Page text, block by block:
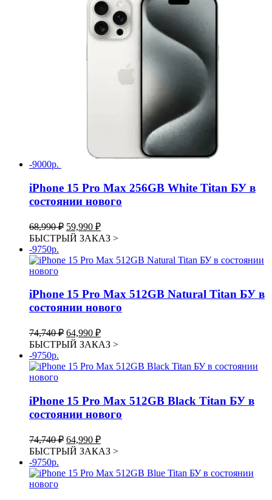
-9000р.
iPhone 15 Pro Max 256GB White Titan БУ в
состоянии нового
68,990₽ Первоначальная
цена
68,990 ₽.
59,990 ₽Текущая
цена:
БЫСТРЫЙ ЗАКАЗ >
-9750р.
iPhone 15 Pro Max 512GB Natural Titan БУ в
состоянии нового
74,740₽ Первоначальная
цена
74,740 ₽.
64,990 ₽Текущая
цена:
БЫСТРЫЙ ЗАКАЗ >
-9750р.
iPhone 15 Pro Max 512GB Black Titan БУ в
состоянии нового
74,740₽ Первоначальная
цена
74,740 ₽.
64,990 ₽Текущая
цена:
БЫСТРЫЙ ЗАКАЗ >
-9750р.